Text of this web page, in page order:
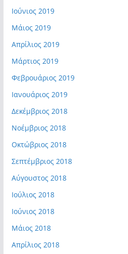
Ιούνιος 2019
Μάιος 2019
Απρίλιος 2019
Μάρτιος 2019
Φεβρουάριος 2019
Ιανουάριος 2019
Δεκέμβριος 2018
Νοέμβριος 2018
Οκτώβριος 2018
Σεπτέμβριος 2018
Αύγουστος 2018
Ιούλιος 2018
Ιούνιος 2018
Μάιος 2018
Απρίλιος 2018